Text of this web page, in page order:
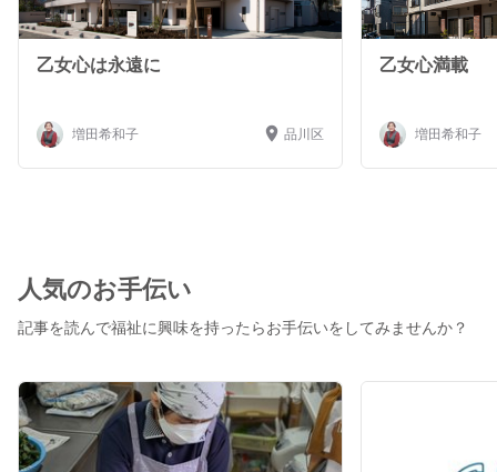
乙女心は永遠に
増田希和子 品川区
乙女心満載
増田希和子
人気のお手伝い
記事を読んで福祉に興味を持ったらお手伝いをしてみませんか？